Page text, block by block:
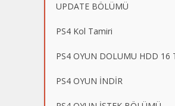
UPDATE BÖLÜMÜ
PS4 Kol Tamiri
PS4 OYUN DOLUMU HDD 16
PS4 OYUN İNDİR